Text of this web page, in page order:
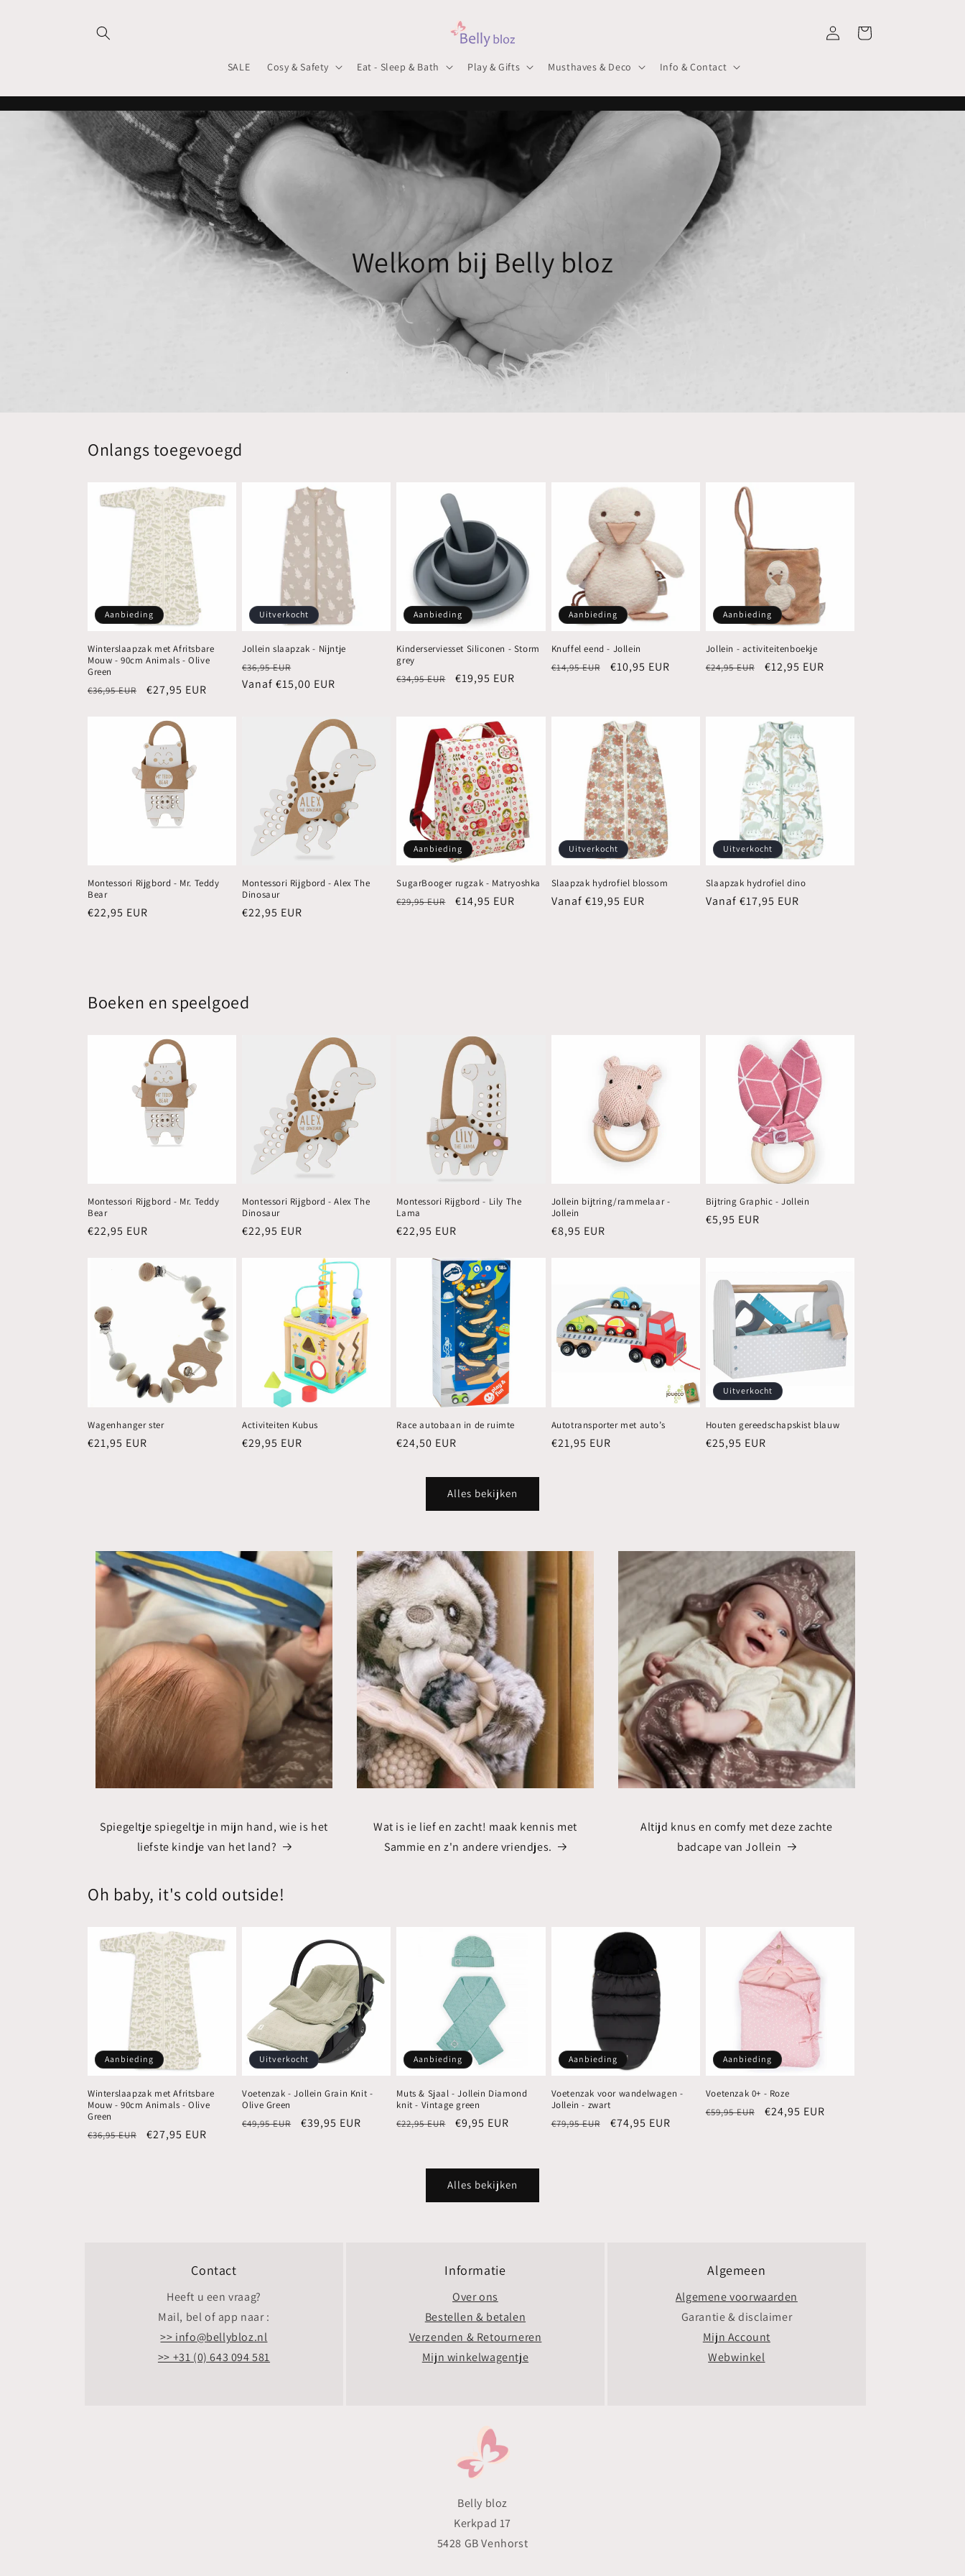
SALE Cosy & Safety Eat - Sleep & Bath Play & Gifts Musthaves & Deco Info & Contact
InloggenWinkelwagen
Welkom bij Belly bloz
Onlangs toegevoegd
Aanbieding
Winterslaapzak met Afritsbare
Mouw - 90cm Animals - Olive
Green
Normale
€36,95 EUR Aanbiedingsprijs
€27,95 EUR
Uitverkocht
Jollein slaapzak - Nijntje
Normale
prijs
€36,95 EUR
Vanaf €15,00 EUR
Aanbieding
Kinderserviesset Siliconen - Storm
grey
Normale
€34,95 EUR Aanbiedingsprijs
€19,95 EUR
Aanbieding
Knuffel eend - Jollein
Normale
€14,95 EUR Aanbiedingsprijs
€10,95 EUR
Aanbieding
Jollein - activiteitenboekje
Normale
€24,95 EUR Aanbiedingsprijs
€12,95 EUR
Montessori Rijgbord - Mr. Teddy
Bear
Normale
€22,95 EUR
Montessori Rijgbord - Alex The
Dinosaur
Normale
€22,95 EUR
Aanbieding
SugarBooger rugzak - Matryoshka
Normale
€29,95 EUR Aanbiedingsprijs
€14,95 EUR
Uitverkocht
Slaapzak hydrofiel blossom
Normale
Vanaf €19,95 EUR
Uitverkocht
Slaapzak hydrofiel dino
Normale
Vanaf €17,95 EUR
Boeken en speelgoed
Montessori Rijgbord - Mr. Teddy
Bear
Normale
€22,95 EUR
Montessori Rijgbord - Alex The
Dinosaur
Normale
€22,95 EUR
Montessori Rijgbord - Lily The
Lama
Normale
€22,95 EUR
Jollein bijtring/rammelaar -
Jollein
Normale
€8,95 EUR
Bijtring Graphic - Jollein
Normale
€5,95 EUR
Wagenhanger ster
Normale
€21,95 EUR
Activiteiten Kubus
Normale
€29,95 EUR
Race autobaan in de ruimte
Normale
€24,50 EUR
Autotransporter met auto’s
Normale
€21,95 EUR
Uitverkocht
Houten gereedschapskist blauw
Normale
€25,95 EUR
Alles bekijken
Spiegeltje spiegeltje in mijn hand, wie is het
liefste kindje van het land?
Wat is ie lief en zacht! maak kennis met
Sammie en z'n andere vriendjes.
Altijd knus en comfy met deze zachte
badcape van Jollein
Oh baby, it's cold outside!
Aanbieding
Winterslaapzak met Afritsbare
Mouw - 90cm Animals - Olive
Green
Normale
€36,95 EUR Aanbiedingsprijs
€27,95 EUR
Uitverkocht
Voetenzak - Jollein Grain Knit -
Olive Green
Normale
€49,95 EUR Aanbiedingsprijs
€39,95 EUR
Aanbieding
Muts & Sjaal - Jollein Diamond
knit - Vintage green
Normale
€22,95 EUR Aanbiedingsprijs
€9,95 EUR
Aanbieding
Voetenzak voor wandelwagen -
Jollein - zwart
Normale
€79,95 EUR Aanbiedingsprijs
€74,95 EUR
Aanbieding
Voetenzak 0+ - Roze
Normale
€59,95 EUR Aanbiedingsprijs
€24,95 EUR
Alles bekijken
Contact
Heeft u een vraag?
Mail, bel of app naar :
>> info@bellybloz.nl
>> +31 (0) 643 094 581
Informatie
Over ons
Bestellen & betalen
Verzenden & Retourneren
Mijn winkelwagentje
Algemeen
Algemene voorwaarden
Garantie & disclaimer
Mijn Account
Webwinkel
Belly bloz
Kerkpad 17
5428 GB Venhorst